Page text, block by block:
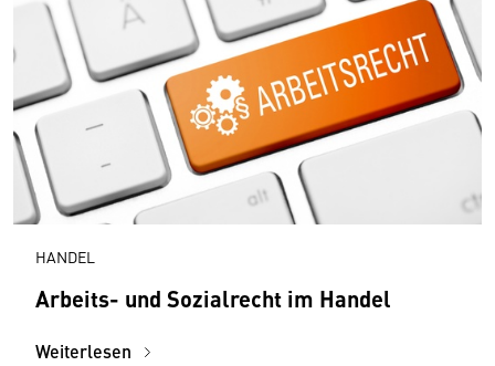
HANDEL
Arbeits- und Sozialrecht im Handel
Weiterlesen